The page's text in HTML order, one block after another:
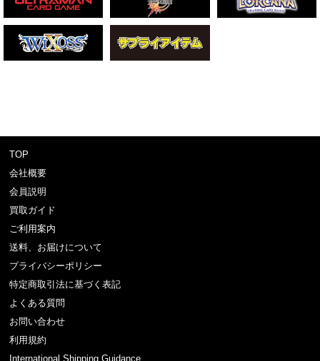
TOP
会社概要
会員説明
買取ガイド
ご利用案内
送料、お届けについて
プライバシーポリシー
特定商取引法に基づく表記
よくある質問
お問い合わせ
利用規約
International Shipping Guidance